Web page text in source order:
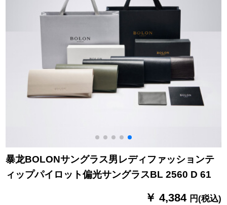
暴龙BOLONサングラス男レディファッションテ
ィップパイロット偏光サングラスBL 2560 D 61
￥ 4,384 円(税込)